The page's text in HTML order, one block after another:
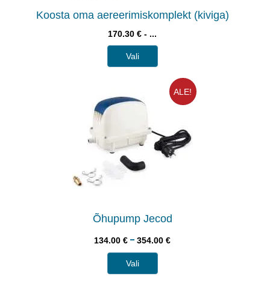
Koosta oma aereerimiskomplekt (kiviga)
170.30 € - ...
Vali
ALE!
Õhupump Jecod
134.00€ – 354.00€
Vali